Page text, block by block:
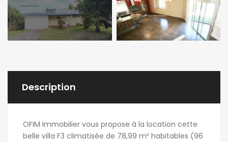
Description
OFIM Immobilier vous propose à la location cette
belle villa F3 climatisée de 78,99 m² habitables (96